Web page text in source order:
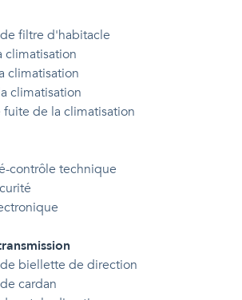
filtre d'habitacle
climatisation
climatisation
climatisation
fuite de la climatisation
contrôle technique
biellette de direction
cardan